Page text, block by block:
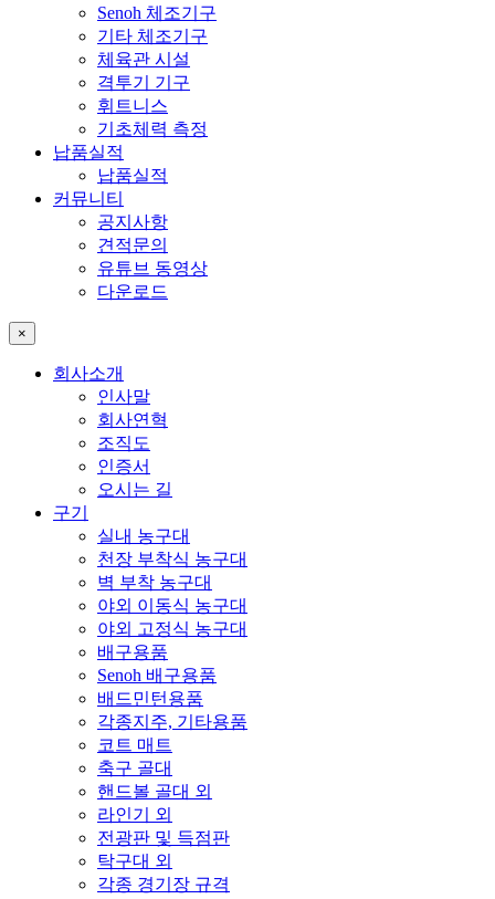
Senoh 체조기구
기타 체조기구
체육관 시설
격투기 기구
휘트니스
기초체력 측정
납품실적
납품실적
커뮤니티
공지사항
견적문의
유튜브 동영상
다운로드
×
회사소개
인사말
회사연혁
조직도
인증서
오시는 길
구기
실내 농구대
천장 부착식 농구대
벽 부착 농구대
야외 이동식 농구대
야외 고정식 농구대
배구용품
Senoh 배구용품
배드민턴용품
각종지주, 기타용품
코트 매트
축구 골대
핸드볼 골대 외
라인기 외
전광판 및 득점판
탁구대 외
각종 경기장 규격